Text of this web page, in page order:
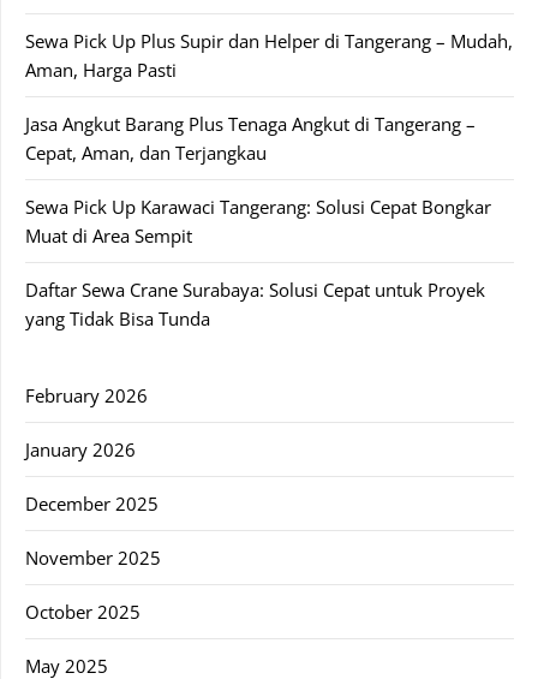
Sewa Pick Up Plus Supir dan Helper di Tangerang – Mudah,
Aman, Harga Pasti
Jasa Angkut Barang Plus Tenaga Angkut di Tangerang –
Cepat, Aman, dan Terjangkau
Sewa Pick Up Karawaci Tangerang: Solusi Cepat Bongkar
Muat di Area Sempit
Daftar Sewa Crane Surabaya: Solusi Cepat untuk Proyek
yang Tidak Bisa Tunda
February 2026
January 2026
December 2025
November 2025
October 2025
May 2025